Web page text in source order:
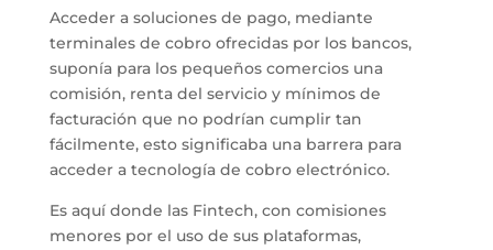
Acceder a soluciones de pago, mediante
terminales de cobro ofrecidas por los bancos,
suponía para los pequeños comercios una
comisión, renta del servicio y mínimos de
facturación que no podrían cumplir tan
fácilmente, esto significaba una barrera para
acceder a tecnología de cobro electrónico.
Es aquí donde las Fintech, con comisiones
menores por el uso de sus plataformas,